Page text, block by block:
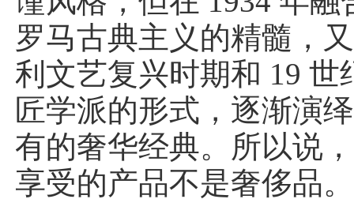
罗马古典主义的精髓，
利文艺复兴时期和 19 世
匠学派的形式，逐渐演
有的奢华经典。所以说
享受的产品不是奢侈品。